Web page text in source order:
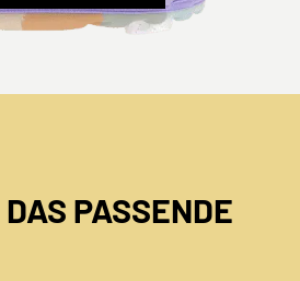
PASSENDE